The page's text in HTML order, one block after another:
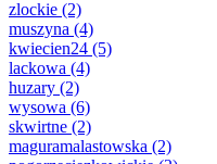
zlockie (2)
muszyna (4)
kwiecien24 (5)
lackowa (4)
huzary (2)
wysowa (6)
skwirtne (2)
maguramalastowska (2)